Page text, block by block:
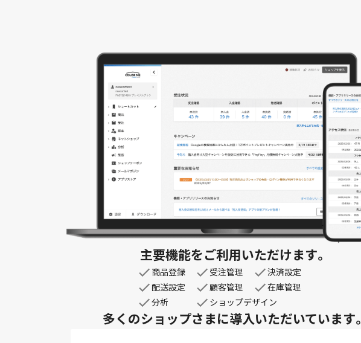
主要機能を ご利用いただけます。
商品登録 受注管理
決済設定
配送設定
顧客管理
在庫管理
分析
ショップデザイン
多くのショップさまに導入いただいています。